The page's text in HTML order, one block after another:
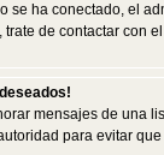
se ha conectado, el
de contactar con
mensajes de una
para evitar